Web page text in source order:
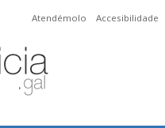
Atendémolo Accesibilidade